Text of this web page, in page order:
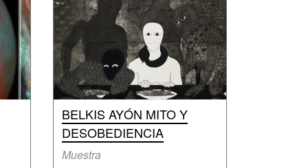
BELKIS AYÓN MITO Y
DESOBEDIENCIA
Muestra